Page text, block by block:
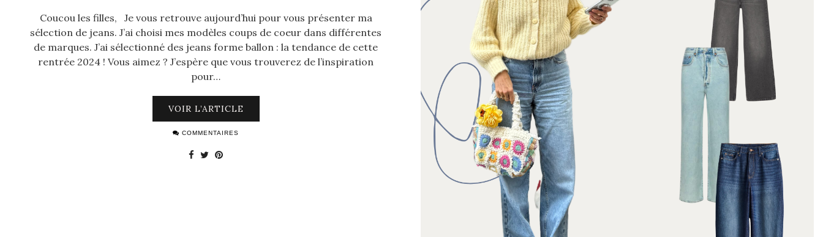
Coucou les filles, Je vous retrouve aujourd’hui pour vous présenter ma
sélection de jeans. J’ai choisi mes modèles coups de coeur dans différentes
de marques. J’ai sélectionné des jeans forme ballon : la tendance de cette
rentrée 2024 ! Vous aimez ? J’espère que vous trouverez de l’inspiration
pour…
VOIR L’ARTICLE
COMMENTAIRES